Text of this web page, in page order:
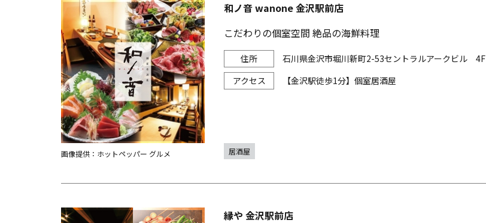
その他グルメ
和ノ音 wanone 金沢駅前店
こだわりの個室空間 絶品の海鮮料理
石川県金沢市堀川新町2-53セントラルアークビル 4F
【金沢駅徒歩1分】個室居酒屋
画像提供：ホットペッパー グルメ 居酒屋
縁や 金沢駅前店